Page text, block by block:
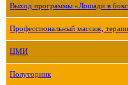
Выход программы «Лошади в
Профессиональный массаж,
ЦМИ
Полуторник